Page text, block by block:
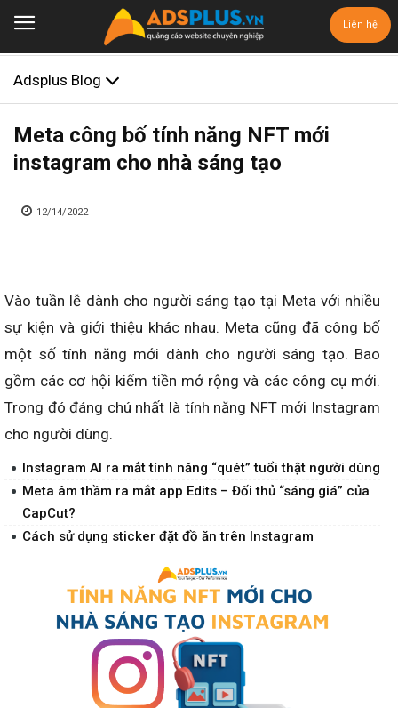
Liên hệ
Adsplus Blog
Meta công bố tính năng NFT mới
instagram cho nhà sáng tạo
12/14/2022
Vào tuần lễ dành cho người sáng tạo tại Meta với nhiều
sự kiện và giới thiệu khác nhau. Meta cũng đã công bố
một số tính năng mới dành cho người sáng tạo. Bao
gồm các cơ hội kiếm tiền mở rộng và các công cụ mới.
Trong đó đáng chú nhất là tính năng NFT mới Instagram
cho người dùng.
Instagram AI ra mắt tính năng “quét” tuổi thật người dùng
Meta âm thầm ra mắt app Edits – Đối thủ “sáng giá” của
CapCut?
Cách sử dụng sticker đặt đồ ăn trên Instagram